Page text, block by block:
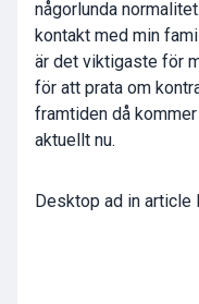
någorlunda
kontakt med min
är det viktigaste för
för att prata om
framtiden då
aktuellt nu.
Desktop ad in